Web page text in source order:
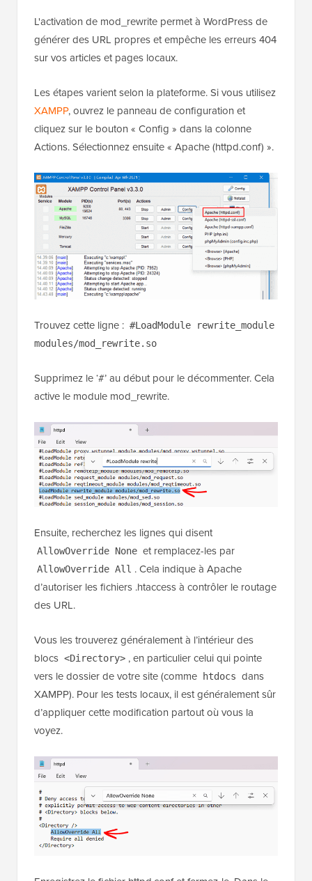
L'activation de mod_rewrite permet à WordPress de
générer des URL propres et empêche les erreurs 404
sur vos articles et pages locaux.
Les étapes varient selon la plateforme. Si vous utilisez
XAMPP, ouvrez le panneau de configuration et
cliquez sur le bouton « Config » dans la colonne
Actions. Sélectionnez ensuite « Apache (httpd.conf) ».
Trouvez cette ligne : #LoadModule rewrite_module
modules/mod_rewrite.so
Supprimez le ‘#’ au début pour le décommenter. Cela
active le module mod_rewrite.
Ensuite, recherchez les lignes qui disent
AllowOverride None et remplacez-les par
AllowOverride All . Cela indique à Apache
d’autoriser les fichiers .htaccess à contrôler le routage
des URL.
Vous les trouverez généralement à l’intérieur des
blocs <Directory> , en particulier celui qui pointe
vers le dossier de votre site (comme
htdocs dans
XAMPP). Pour les tests locaux, il est généralement sûr
d’appliquer cette modification partout où vous la
voyez.